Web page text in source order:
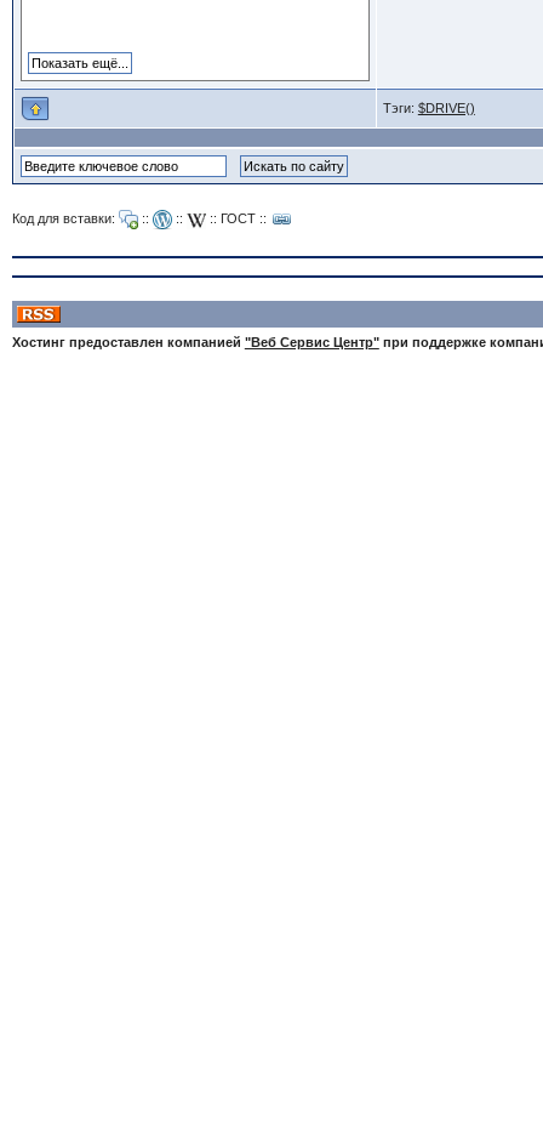
Тэги: $DRIVE()
Код для вставки: :: :: :: ГОСТ::
Хостинг предоставлен компанией "Веб Сервис Центр"при поддержке